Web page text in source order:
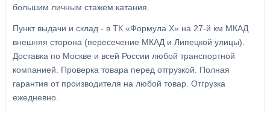
большим личным стажем катания.
Пункт выдачи и склад - в ТК «Формула X» на 27-й км МКАД
внешняя сторона (пересечение МКАД и Липецкой улицы).
Доставка по Москве и всей России любой транспортной
компанией. Проверка товара перед отгрузкой. Полная
гарантия от производителя на любой товар. Отгрузка
ежедневно.